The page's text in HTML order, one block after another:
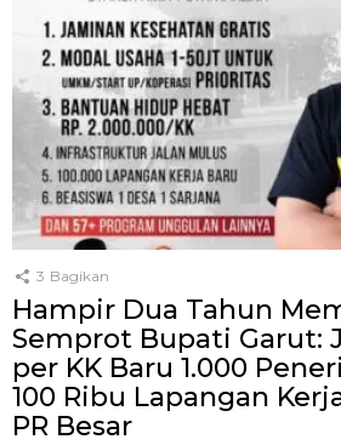
3 Bagikan
Hampir Dua Tahun
Semprot Bupati Garut:
per KK Baru 1.000
100 Ribu Lapangan
PR Besar